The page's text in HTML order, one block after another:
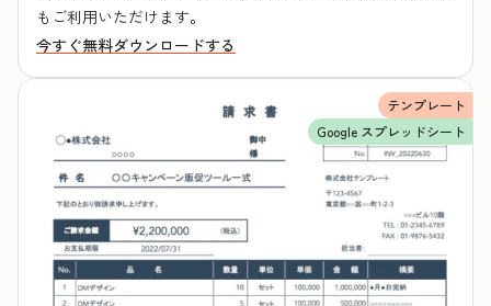
もご利用いただけます。
今すぐ無料ダウンロードする
テンプレート
Google スプレッドシート